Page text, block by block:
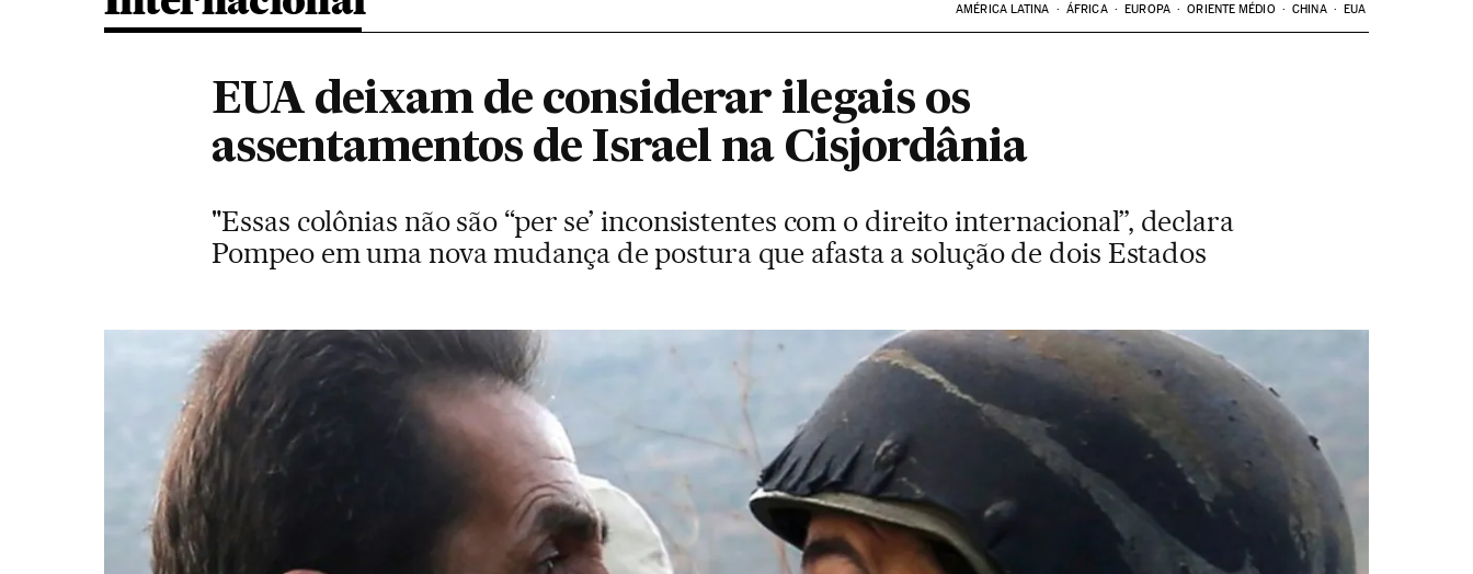
AMÉRICA LATINA ÁFRICA EUROPA ORIENTE MÉDIO CHINA EUA
EUA deixam de considerar ilegais os
assentamentos de Israel na Cisjordânia
"Essas colônias não são “per se’ inconsistentes com o direito internacional”, declara
Pompeo em uma nova mudança de postura que afasta a solução de dois Estados